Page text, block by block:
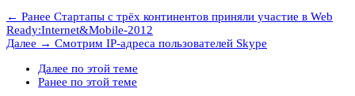
← Ранее Стартапы с трёх континентов приняли участие в Web
Ready:Internet&Mobile-2012
Далее → Смотрим IP-адреса пользователей Skype
Далее по этой теме
Ранее по этой теме